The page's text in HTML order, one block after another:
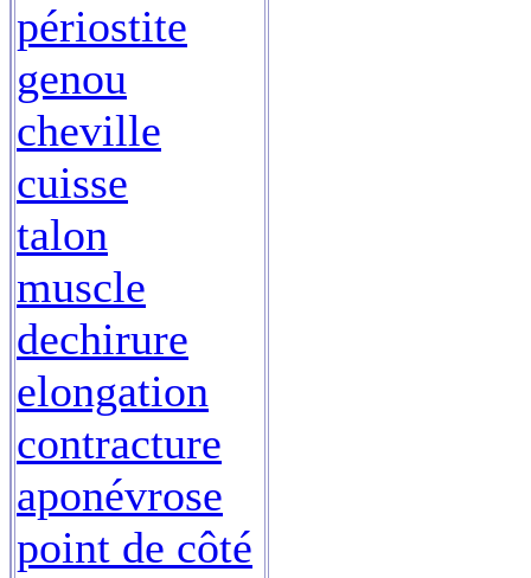
périostite
genou
cheville
cuisse
talon
muscle
dechirure
elongation
contracture
aponévrose
point de côté